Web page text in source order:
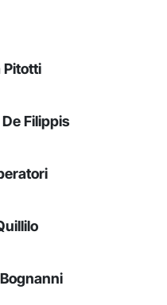
Pitotti
Filippis